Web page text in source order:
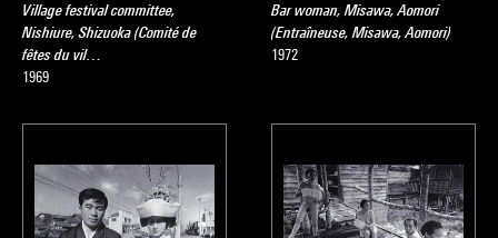
Village festival committee,
Nishiure, Shizuoka (Comité de
fêtes du vil…
1969
Bar woman, Misawa, Aomori
(Entraîneuse, Misawa, Aomori)
1972